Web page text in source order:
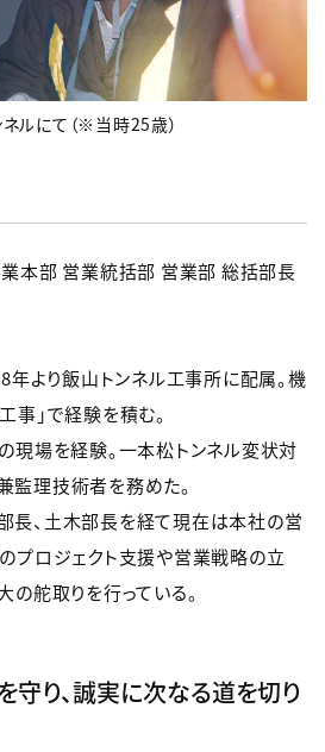
ルにて（※当時25歳）
本部 営業統括部 営業部 総括部長
より飯山トンネル工事所に配属。機
事」で経験を積む。
現場を経験。一本松トンネル変状対
理技術者を務めた。
長、土木部長を経て現在は本社の営
プロジェクト支援や営業戦略の立
の舵取りを行っている。
守り、誠実に次なる道を切り